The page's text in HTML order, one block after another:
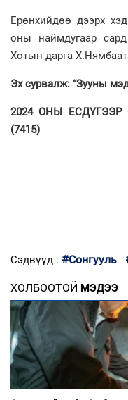
Ерөнхийдөө дээрх
оны наймдугаар
Хотын дарга
Эх сурвалж: “Зууны
2024 ОНЫ
(7415)
Сэдвүүд : #Сонгууль
ХОЛБООТОЙ МЭДЭЭ